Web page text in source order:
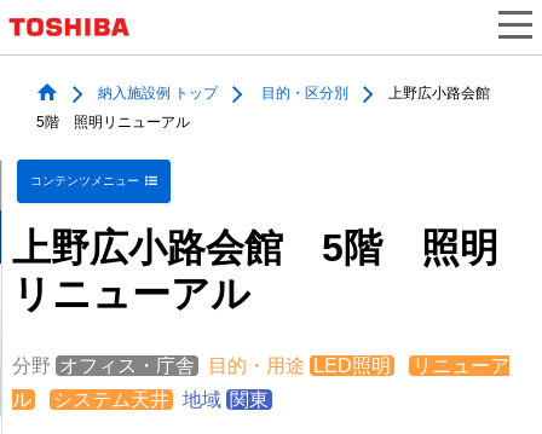
納入施設例 トップ 目的・区分別
上野広小路会館
5階 照明リニューアル
コンテンツメニュー
上野広小路会館 5階 照明
リニューアル
分野 オフィス・庁舎 目的・用途 LED照明
リニューア
ル
システム天井 地域 関東